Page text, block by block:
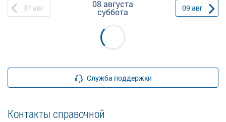
07 авг 08 августа
суббота 09 авг
Служба поддержки
Контакты справочной